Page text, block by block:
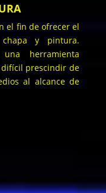
el fin de ofrecer el
y pintura.
herramienta
prescindir de
al alcance de